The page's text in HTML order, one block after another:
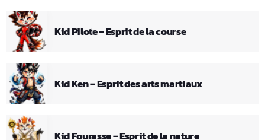
Kid Pilote – Esprit de la course
Kid Ken – Esprit des arts martiaux
Kid Fourasse – Esprit de la nature